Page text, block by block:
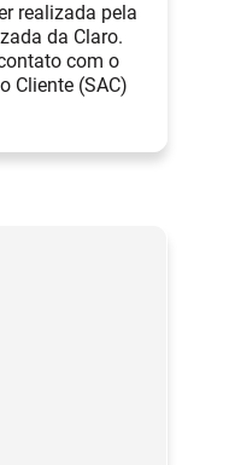
realizada pela
da Claro.
com o
Cliente (SAC)